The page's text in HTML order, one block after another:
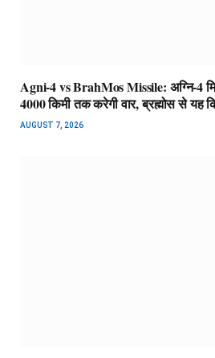
Agni-4 vs BrahMos Missile: अग्नि-4
4000 किमी तक करेगी वार, ब्रह्मोस से
AUGUST 7, 2026